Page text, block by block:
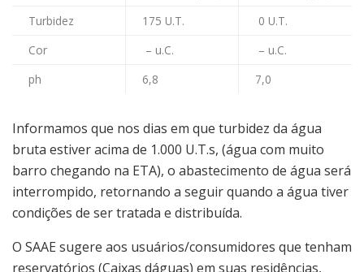
Turbidez
175 U.T.
0 U.T.
Cor
– u.C.
– u.C.
ph
6,8 7,0
Informamos que nos dias em que turbidez da água
bruta estiver acima de 1.000 U.T.s, (água com muito
barro chegando na ETA), o abastecimento de água será
interrompido, retornando a seguir quando a água tiver
condições de ser tratada e distribuída.
O SAAE sugere aos usuários/consumidores que tenham
reservatórios (Caixas dáguas) em suas residências,